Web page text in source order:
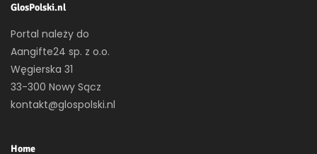
GlosPolski.nl
Portal należy do
Aangifte24 sp. z o.o.
Węgierska 31
33-300 Nowy Sącz
kontakt@glospolski.nl
Home